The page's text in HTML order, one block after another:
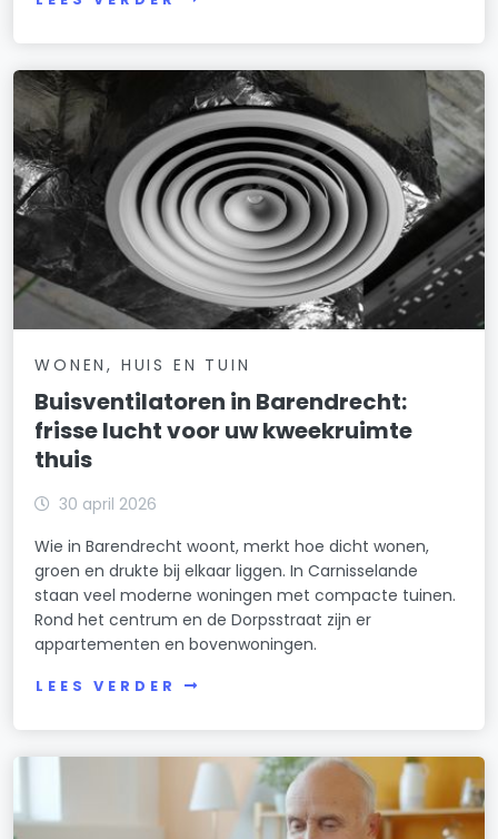
WONEN, HUIS EN TUIN
Buisventilatoren in Barendrecht:
frisse lucht voor uw kweekruimte
thuis
30 april 2026
Wie in Barendrecht woont, merkt hoe dicht wonen,
groen en drukte bij elkaar liggen. In Carnisselande
staan veel moderne woningen met compacte tuinen.
Rond het centrum en de Dorpsstraat zijn er
appartementen en bovenwoningen.
LEES VERDER